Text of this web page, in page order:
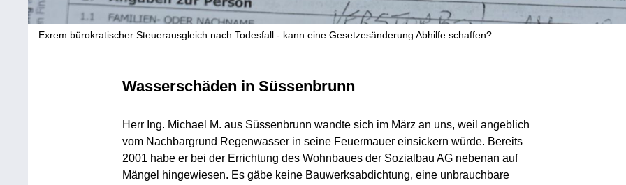
Exrem bürokratischer Steuerausgleich nach Todesfall - kann eine Gesetzesänderung Abhilfe schaffen?
Wasserschäden in Süssenbrunn
Herr Ing. Michael M. aus Süssenbrunn wandte sich im März an uns, weil angeblich
vom Nachbargrund Regenwasser in seine Feuermauer einsickern würde. Bereits
2001 habe er bei der Errichtung des Wohnbaues der Sozialbau AG nebenan auf
Mängel hingewiesen. Es gäbe keine Bauwerksabdichtung, eine unbrauchbare